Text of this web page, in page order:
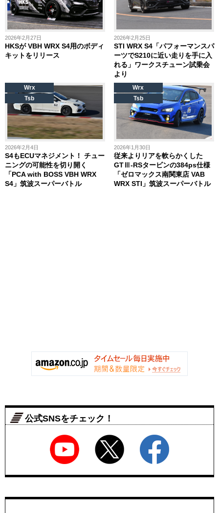
2026年2月27日
HKSが VBH WRX S4用のボディ
キットをリリース
2026年2月25日
STI WRX S4「パフォーマンスパ
ーツでS210に近い走りを手に入
れる」ワークスチューン試乗会
より
2026年2月4日
S4もECUマネジメント！ チュー
ニングの可能性を切り開く
「PCA with BOSS VBH WRX
S4」筑波スーパーバトル
Wrx
Tsb
2026年1月30日
従来よりリアを軟らかくした
GTⅢ-RSタービンの384ps仕様
「ゼロマックス南関東店 VAB
WRX STI」筑波スーパーバトル
Wrx
Tsb
公式SNSをチェック！